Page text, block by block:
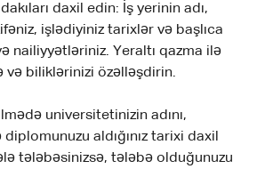
daxil edin: İş yerinin adı,
işlədiyiniz tarixlər və başlıca
nailiyyətləriniz. Yeraltı qazma ilə
və biliklərinizi özəlləşdirin.
universitetinizin adını,
aldığınız tarixi daxil
tələbəsinizsə, tələbə olduğunuzu